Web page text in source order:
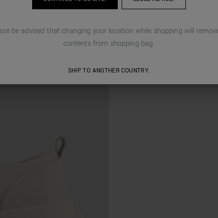
be advised that changing your location while shopping will
contents from shopping bag.
SHIP TO ANOTHER COUNTRY.